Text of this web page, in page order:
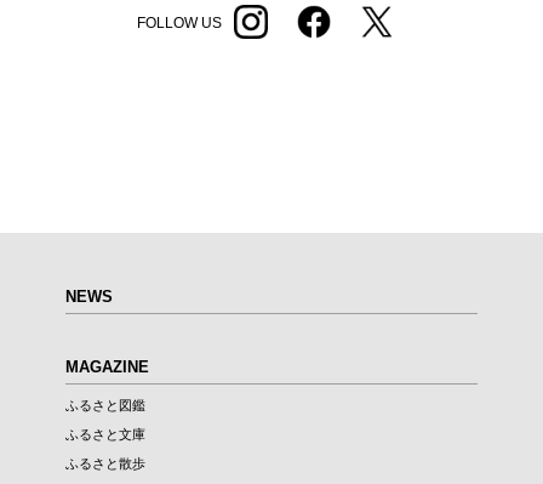
FOLLOW US
NEWS
MAGAZINE
ふるさと図鑑
ふるさと文庫
ふるさと散歩